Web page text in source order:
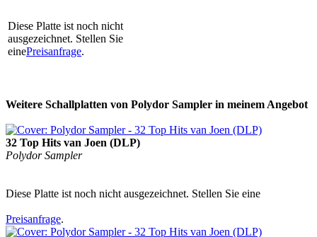
Diese Platte ist noch nicht
ausgezeichnet. Stellen Sie
einePreisanfrage.
Weitere Schallplatten von Polydor Sampler in meinem Angebot
32 Top Hits van Joen (DLP)
Polydor Sampler
Diese Platte ist noch nicht ausgezeichnet. Stellen Sie eine
Preisanfrage.